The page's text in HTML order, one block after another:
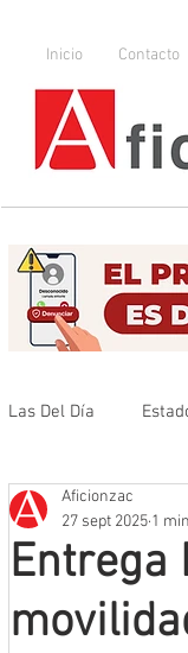
Inicio Contacto
Las Del Día
Que no se olvide
Mineros LNBP
Entrega
Aficionzac
27 sept 2025 1